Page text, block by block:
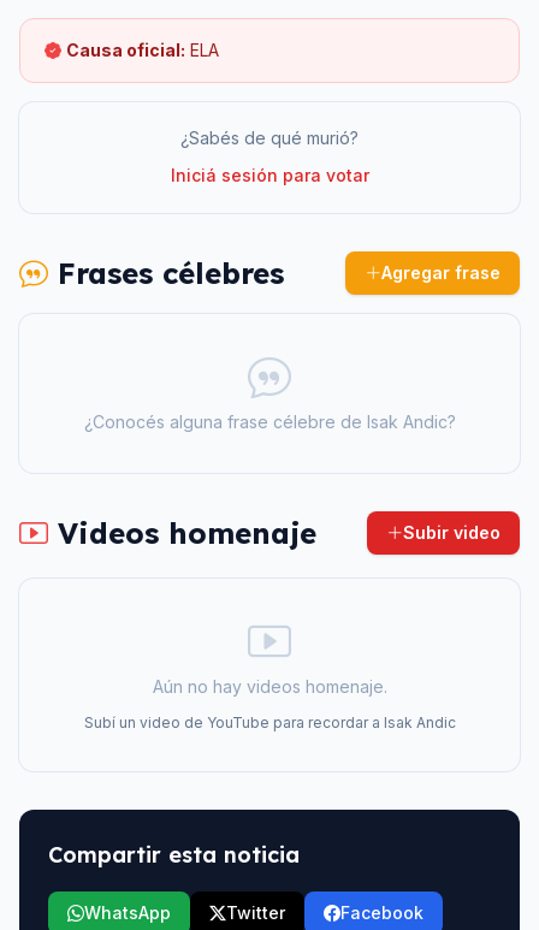
Causa oficial: ELA
¿Sabés de qué murió?
Iniciá sesión para votar
Frases célebres Agregar frase
¿Conocés alguna frase célebre de Isak Andic?
Videos homenaje Subir video
Aún no hay videos homenaje.
Subí un video de YouTube para recordar a Isak Andic
Compartir esta noticia
WhatsApp Twitter Facebook